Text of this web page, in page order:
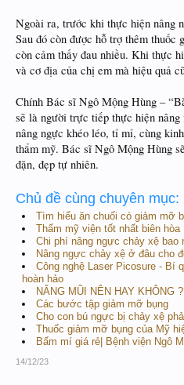
Ngoài ra, trước khi thực hiện nâng
Sau đó còn được hỗ trợ thêm thuốc
còn cảm thấy đau nhiều. Khi thực
và cơ địa của chị em mà hiệu quả
Chính Bác sĩ Ngô Mộng Hùng –
sẽ là người trực tiếp thực hiện
nâng ngực khéo léo, tỉ mỉ, cùng
thẩm mỹ. Bác sĩ Ngô Mộng Hùng
đặn, đẹp tự nhiên.
Chủ đề cùng chuyên mục:
Tìm hiểu ăn chuối có giảm mỡ
Thẩm mỹ viện tốt nhất biên hòa
Chi phí nâng ngực chảy xệ bao
Nâng ngực chảy xệ ở đâu cho
Công nghệ Laser Picosure - Bí
hoàn hảo
NÂNG MŨI NÊN HAY KHÔNG
Các bước tập giảm mỡ bụng
Cho con bú ngực bị chảy xệ
Thuốc giảm mỡ bụng của Mỹ
Bấm mí giá rẻ| Bệnh viện Ngô
14/12/23